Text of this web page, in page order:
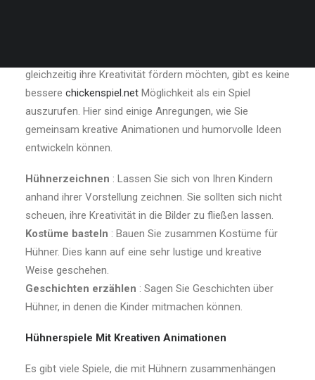
gleichzeitig ihre Kreativität fördern möchten, gibt es keine
bessere chickenspiel.net Möglichkeit als ein Spiel
auszurufen. Hier sind einige Anregungen, wie Sie
gemeinsam kreative Animationen und humorvolle Ideen
entwickeln können.
Hühnerzeichnen : Lassen Sie sich von Ihren Kindern
anhand ihrer Vorstellung zeichnen. Sie sollten sich nicht
scheuen, ihre Kreativität in die Bilder zu fließen lassen.
Kostüme basteln : Bauen Sie zusammen Kostüme für
Hühner. Dies kann auf eine sehr lustige und kreative
Weise geschehen.
Geschichten erzählen : Sagen Sie Geschichten über
Hühner, in denen die Kinder mitmachen können.
Hühnerspiele Mit Kreativen Animationen
Es gibt viele Spiele, die mit Hühnern zusammenhängen